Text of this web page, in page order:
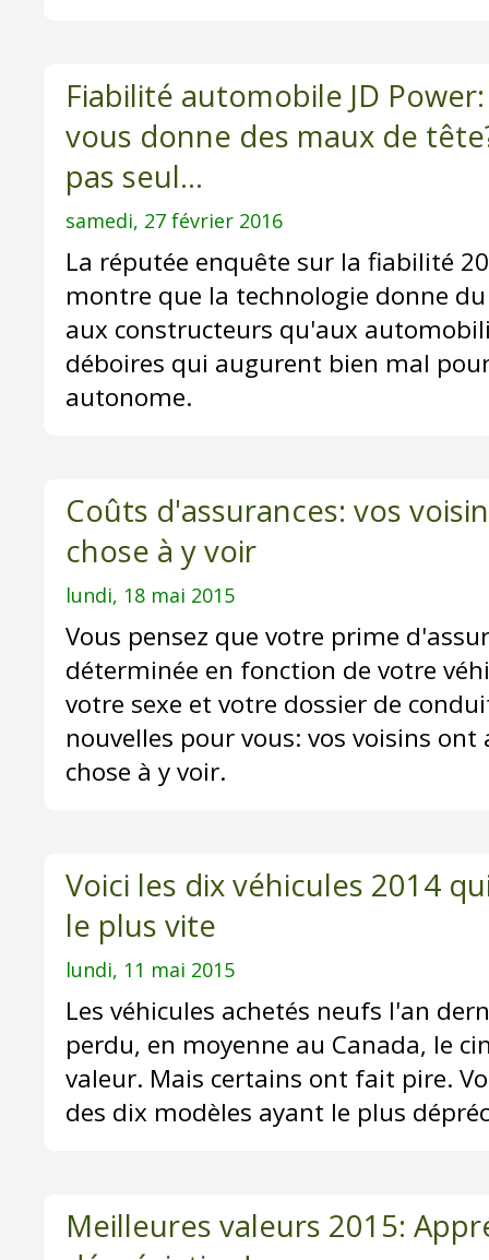
Fiabilité automobile JD
vous donne des maux de
pas seul...
samedi, 27 février 2016
La réputée enquête sur la fiabilité
montre que la technologie donne
aux constructeurs qu'aux
déboires qui augurent bien mal
autonome.
Coûts d'assurances: vos
chose à y voir
lundi, 18 mai 2015
Vous pensez que votre prime
déterminée en fonction de votre
votre sexe et votre dossier de
nouvelles pour vous: vos voisins ont
chose à y voir.
Voici les dix véhicules 2014
le plus vite
lundi, 11 mai 2015
Les véhicules achetés neufs l'an
perdu, en moyenne au Canada, le
valeur. Mais certains ont fait pire.
des dix modèles ayant le plus
Meilleures valeurs 2015: